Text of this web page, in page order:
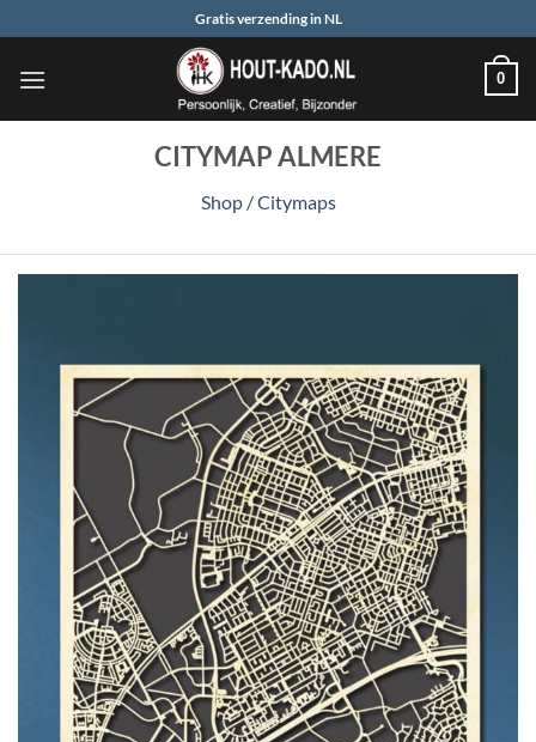
naar
inhoud
Gratis verzending in NL
0
CITYMAP ALMERE
Shop /Citymaps